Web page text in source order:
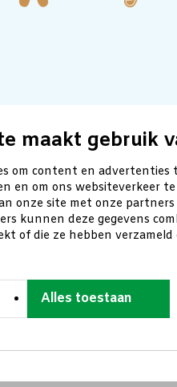
maakt gebruik
om content en advertenties
en om ons websiteverkeer
onze site met onze partners
kunnen deze gegevens
of die ze hebben
Alles toestaan